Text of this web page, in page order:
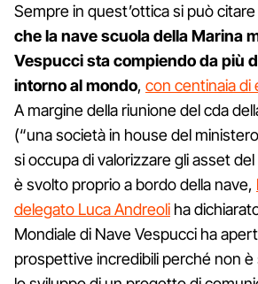
Sempre in quest’ottica si può citare
che la nave scuola della Marina
Vespucci sta compiendo da più
intorno al mondo, con centinaia di
A margine della riunione del cda
(“una società in house del
si occupa di valorizzare gli asset
è svolto proprio a bordo della nave,
delegato Luca Andreoli ha
Mondiale di Nave Vespucci ha
prospettive incredibili perché non